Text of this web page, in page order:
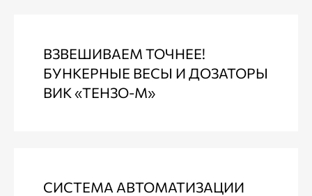
ВЗВЕШИВАЕМ ТОЧНЕЕ!
БУНКЕРНЫЕ ВЕСЫ И ДОЗАТОРЫ
ВИК «ТЕНЗО-М»
СИСТЕМА АВТОМАТИЗАЦИИ